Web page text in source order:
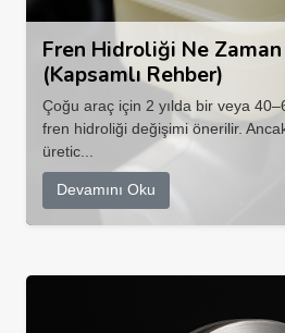
Fren Hidroliği Ne
(Kapsamlı Rehber)
Çoğu araç için 2 yılda bir veya
fren hidroliği değişimi önerilir.
üretic...
Devamını Oku